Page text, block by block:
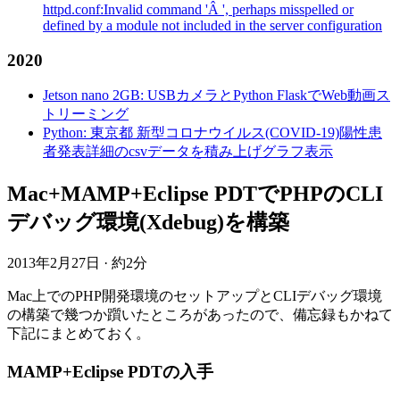
httpd.conf:Invalid command 'Â ', perhaps misspelled or
defined by a module not included in the server configuration
2020
Jetson nano 2GB: USBカメラとPython FlaskでWeb動画ス
トリーミング
Python: 東京都 新型コロナウイルス(COVID-19)陽性患
者発表詳細のcsvデータを積み上げグラフ表示
Mac+MAMP+Eclipse PDTでPHPのCLI
デバッグ環境(Xdebug)を構築
2013年2月27日 · 約2分
Mac上でのPHP開発環境のセットアップとCLIデバッグ環境
の構築で幾つか躓いたところがあったので、備忘録もかねて
下記にまとめておく。
MAMP+Eclipse PDTの入手